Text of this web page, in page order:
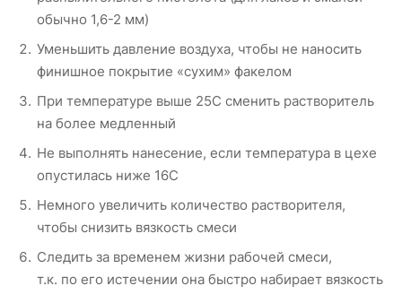
обычно 1,6-2 мм)
Уменьшить давление воздуха, чтобы не наносить
финишное покрытие «сухим» факелом
При температуре выше 25С сменить растворитель
на более медленный
Не выполнять нанесение, если температура в цехе
опустилась ниже 16С
Немного увеличить количество растворителя,
чтобы снизить вязкость смеси
Следить за временем жизни рабочей смеси,
т.к. по его истечении она быстро набирает вязкость